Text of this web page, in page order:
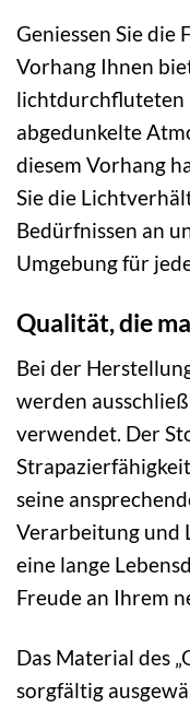
Geniessen Sie die
Vorhang Ihnen
lichtdurchfluteten
abgedunkelte
diesem Vorhang
Sie die
Bedürfnissen an
Umgebung für
Qualität, die
Bei der
werden
verwendet. Der
seine
Verarbeitung und
eine lange
Freude an Ihrem
Das Material des
sorgfältig